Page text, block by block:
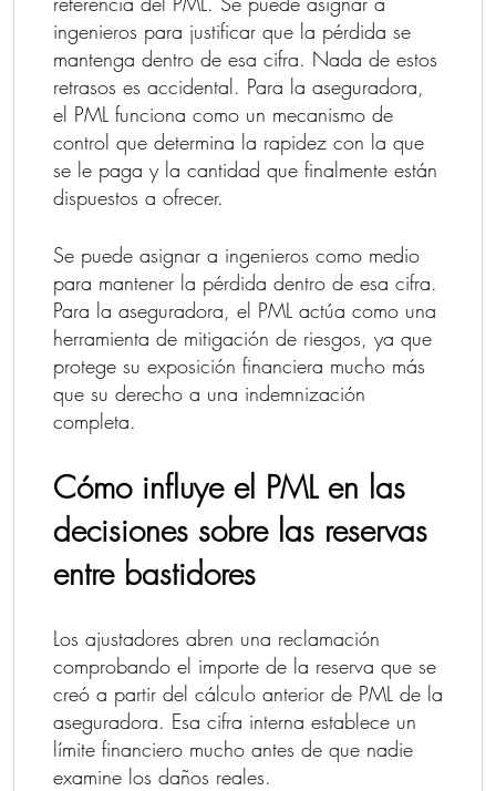
ingenieros para justificar que la pérdida se
mantenga dentro de esa cifra. Nada de estos
retrasos es accidental. Para la aseguradora,
el PML funciona como un mecanismo de
control que determina la rapidez con la que
se le paga y la cantidad que finalmente están
dispuestos a ofrecer.
Se puede asignar a ingenieros como medio
para mantener la pérdida dentro de esa cifra.
Para la aseguradora, el PML actúa como una
herramienta de mitigación de riesgos, ya que
protege su exposición financiera mucho más
que su derecho a una indemnización
completa.
Cómo influye el PML en las
decisiones sobre las reservas
entre bastidores
Los ajustadores abren una reclamación
comprobando el importe de la reserva que se
creó a partir del cálculo anterior de PML de la
aseguradora. Esa cifra interna establece un
límite financiero mucho antes de que nadie
examine los daños reales.